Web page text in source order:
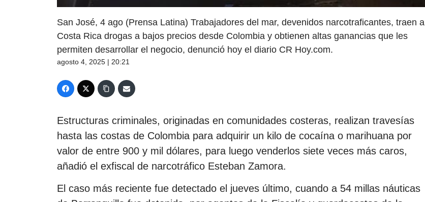
San José, 4 ago (Prensa Latina) Trabajadores del mar, devenidos narcotraficantes, traen a
Costa Rica drogas a bajos precios desde Colombia y obtienen altas ganancias que les
permiten desarrollar el negocio, denunció hoy el diario CR Hoy.com.
agosto 4, 2025 | 20:21
Estructuras criminales, originadas en comunidades costeras, realizan travesías
hasta las costas de Colombia para adquirir un kilo de cocaína o marihuana por
valor de entre 900 y mil dólares, para luego venderlos siete veces más caros,
añadió el exfiscal de narcotráfico Esteban Zamora.
El caso más reciente fue detectado el jueves último, cuando a 54 millas náuticas